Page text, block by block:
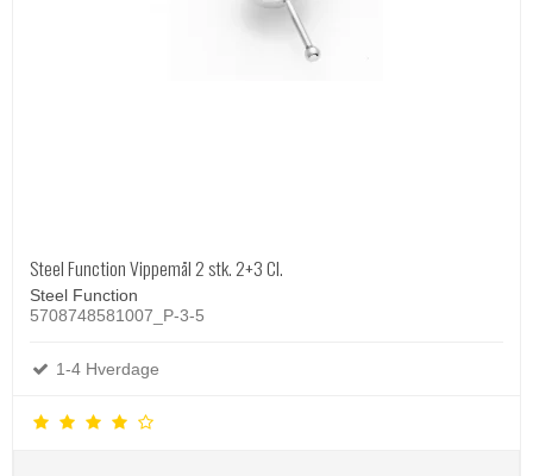
Steel Function Vippemål 2 stk. 2+3 Cl.
Steel Function
5708748581007_P-3-5
1-4 Hverdage